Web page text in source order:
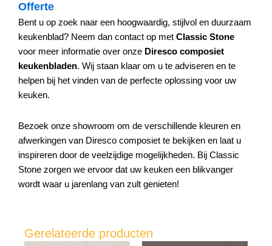
Offerte
Bent u op zoek naar een hoogwaardig, stijlvol en duurzaam
keukenblad? Neem dan contact op met Classic Stone
voor meer informatie over onze Diresco composiet
keukenbladen. Wij staan klaar om u te adviseren en te
helpen bij het vinden van de perfecte oplossing voor uw
keuken.
Bezoek onze showroom om de verschillende kleuren en
afwerkingen van Diresco composiet te bekijken en laat u
inspireren door de veelzijdige mogelijkheden. Bij Classic
Stone zorgen we ervoor dat uw keuken een blikvanger
wordt waar u jarenlang van zult genieten!
Gerelateerde producten